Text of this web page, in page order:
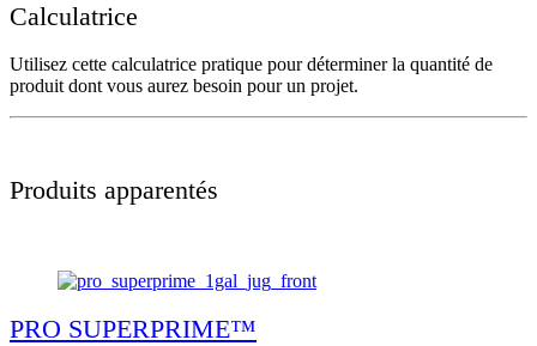
Calculatrice
Utilisez cette calculatrice pratique pour déterminer la quantité de
produit dont vous aurez besoin pour un projet.
Produits apparentés
PRO SUPERPRIME™